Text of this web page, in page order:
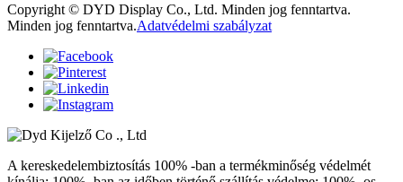
Copyright © DYD Display Co., Ltd. Minden jog fenntartva.
Minden jog fenntartva.Adatvédelmi szabályzat
A kereskedelembiztosítás 100% -ban a termékminőség védelmét